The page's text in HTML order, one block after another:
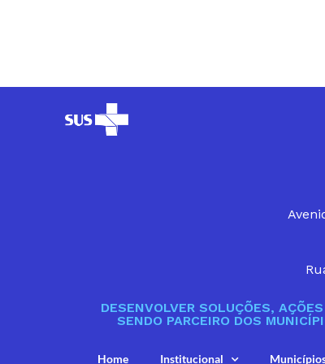
DESENVOLVER SOLUÇÕES,
SENDO PARCEIRO DOS
Home Institucional